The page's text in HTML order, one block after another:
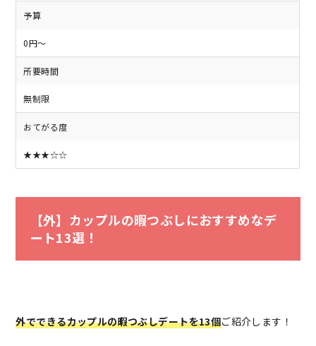
予算
0円～
所要時間
無制限
おてがる度
★★★☆☆
【外】カップルの暇つぶしにおすすめなデ
ート13選！
外でできるカップルの暇つぶしデートを13個ご紹介します！